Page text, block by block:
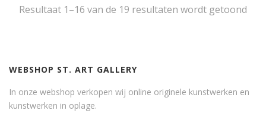
Resultaat 1–16 van de 19 resultaten wordt getoond
WEBSHOP ST. ART GALLERY
In onze webshop verkopen wij online originele kunstwerken en
kunstwerken in oplage.